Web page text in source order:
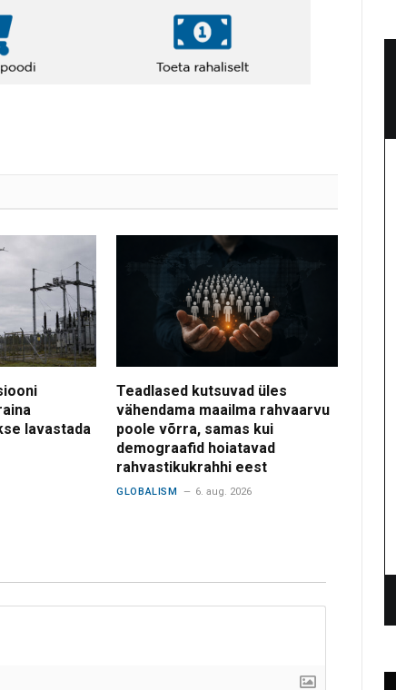
lavastada
Teadlased kutsuvad üles
vähendama maailma rahvaarvu
poole võrra, samas kui
demograafid hoiatavad
rahvastikukrahhi eest
GLOBALISM 6. aug. 2026